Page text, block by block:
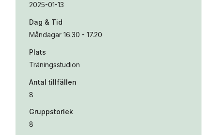
2025-01-13
Dag & Tid
Måndagar 16.30 - 17.20
Plats
Träningsstudion
Antal tillfällen
8
Gruppstorlek
8